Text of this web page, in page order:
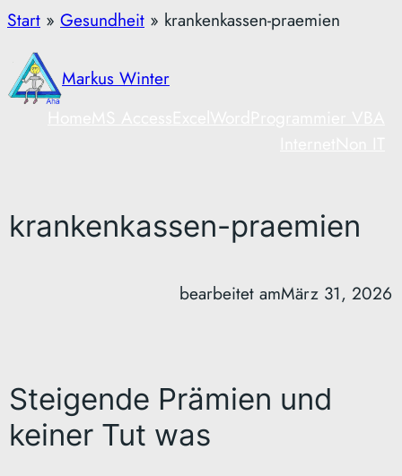
Zum
springen
Start » Gesundheit » krankenkassen-praemien
Markus Winter
krankenkassen-praemien
bearbeitet amMärz 31, 2026
Steigende Prämien und
keiner Tut was